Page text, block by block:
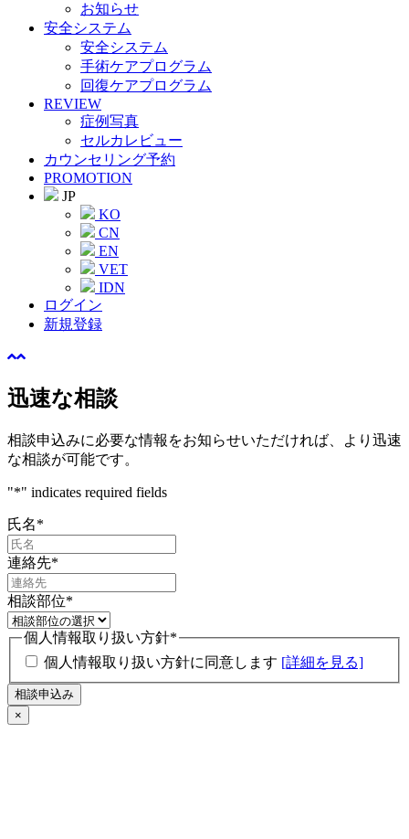
お知らせ
安全システム
安全システム
手術ケアプログラム
回復ケアプログラム
REVIEW
症例写真
セルカレビュー
カウンセリング予約
PROMOTION
JP
KO
CN
EN
VET
IDN
ログイン
新規登録
迅速な相談
相談申込みに必要な情報をお知らせいただければ、より迅速
な相談が可能です。
"*" indicates required fields
氏名*
連絡先*
相談部位*
個人情報取り扱い方針*
個人情報取り扱い方針に同意します [詳細を見る]
×